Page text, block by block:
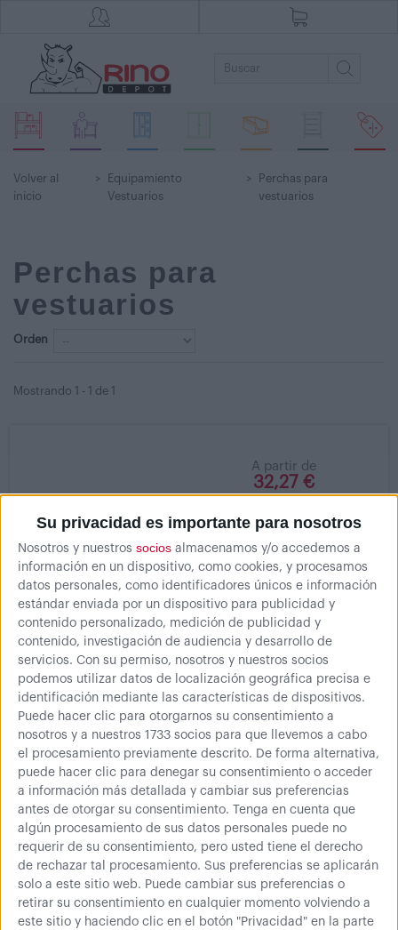
Su privacidad es importante para nosotros
Nosotros y nuestros socios almacenamos y/o accedemos a
información en un dispositivo, como cookies, y procesamos
datos personales, como identificadores únicos e información
estándar enviada por un dispositivo para publicidad y
contenido personalizado, medición de publicidad y
contenido, investigación de audiencia y desarrollo de
servicios. Con su permiso, nosotros y nuestros socios
podemos utilizar datos de localización geográfica precisa e
identificación mediante las características de dispositivos.
Puede hacer clic para otorgarnos su consentimiento a
nosotros y a nuestros 1733 socios para que llevemos a cabo
el procesamiento previamente descrito. De forma alternativa,
puede hacer clic para denegar su consentimiento o acceder
a información más detallada y cambiar sus preferencias
antes de otorgar su consentimiento.
Tenga en cuenta que
algún procesamiento de sus datos personales puede no
requerir de su consentimiento, pero usted tiene el derecho
de rechazar tal procesamiento. Sus preferencias se aplicarán
solo a este sitio web. Puede cambiar sus preferencias o
retirar su consentimiento en cualquier momento volviendo a
este sitio y haciendo clic en el botón "Privacidad" en la parte
Volver al
inicio
>
Equipamiento
Vestuarios
>
Perchas para
vestuarios
Perchas para
vestuarios
Orden
Mostrando 1 - 1 de 1
A partir de
32,27 €
Perchero de madera a
pared
Percha para vestuarios y
areas comunes Plazo de
Entrega:...
Mostrando 1 - 1 de 1
Lo que opinan de
nosotros